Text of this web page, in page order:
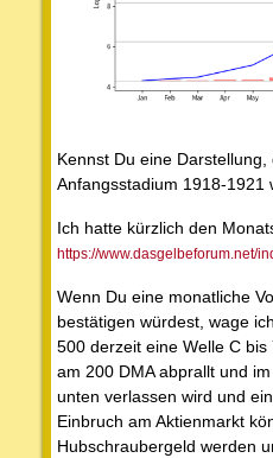
Kennst Du eine
Anfangsstadium 1918-1921
Ich hatte kürzlich den
https://www.dasgelbeforum.net/
Wenn Du eine monatliche
bestätigen würdest, wage
500 derzeit eine Welle C
am 200 DMA abprallt und
unten verlassen wird und
Einbruch am Aktienmarkt
Hubschraubergeld werden